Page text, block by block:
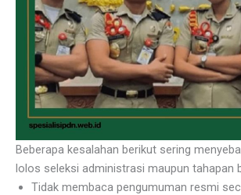
Beberapa kesalahan berikut sering
lolos seleksi administrasi maupun tahapan
Tidak membaca pengumuman resmi